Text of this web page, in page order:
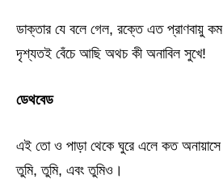
ডাক্তার যে বলে গেল, রক্তে এত প্রাণবায়ু কম
দৃশ্যতই বেঁচে আছি অথচ কী অনাবিল সুখে!
ডেথবেড
এই তো ও পাড়া থেকে ঘুরে এলে কত অনায়াসে
তুমি, তুমি, এবং তুমিও।